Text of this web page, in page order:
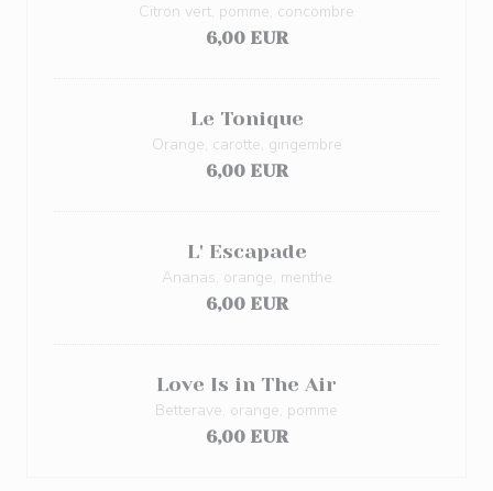
Citron vert, pomme, concombre
6,00 EUR
Le Tonique
Orange, carotte, gingembre
6,00 EUR
L' Escapade
Ananas, orange, menthe
6,00 EUR
Love Is in The Air
Betterave, orange, pomme
6,00 EUR